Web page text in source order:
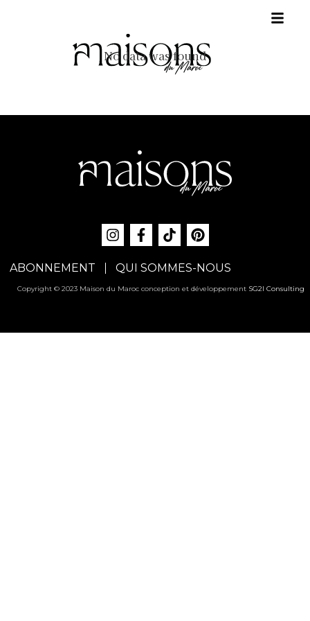
No data was found
ABONNEMENT QUI SOMMES-NOUS
Copyright © 2023 Maison du Maroc conception et développement SG2I Consulting